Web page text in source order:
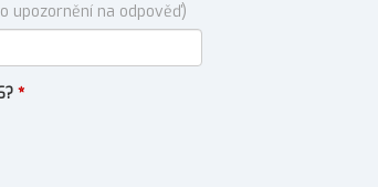
upozornění na odpověď)
*